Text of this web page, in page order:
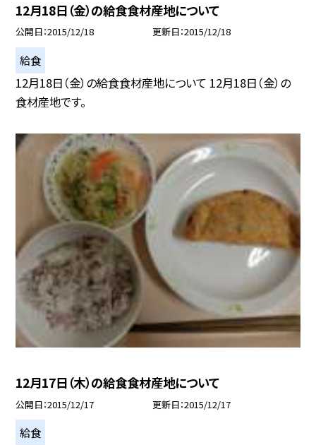
12月18日（金）の給食食材産地について
公開日 2015/12/18 更新日 2015/12/18
給食
12月18日（金）の給食食材産地について 12月18日（金）の
食材産地です。
12月17日（木）の給食食材産地について
公開日 2015/12/17 更新日 2015/12/17
給食